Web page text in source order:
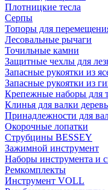
Плотницкие тесла
Серпы
Топоры для
Лесовальные рычаги
Точильные камни
Защитные чехлы для
Запасные рукоятки из
Запасные рукоятки из
Крепежные наборы для
Клинья для валки
Принадлежности для
Окорочные лопатки
Струбцины BESSEY
Зажимной инструмент
Наборы инструмента и
Ремкомплекты
Инструмент VOLL